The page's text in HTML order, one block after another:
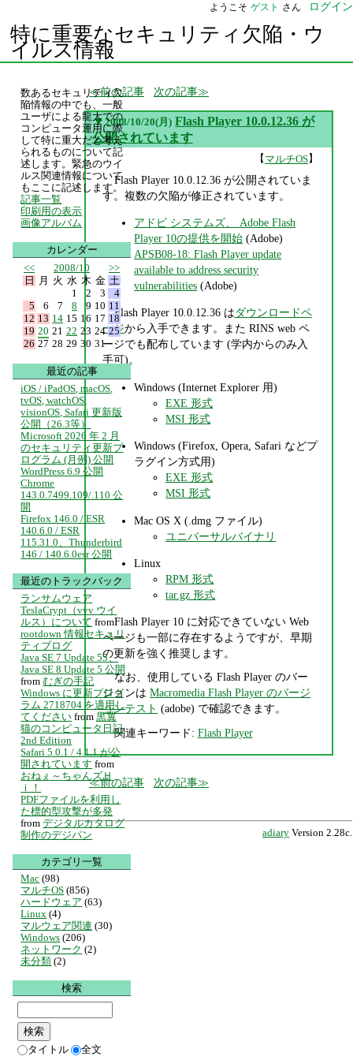
ようこそ ゲスト さん ログイン
特に重要なセキュリティ欠陥・ウ
イルス情報
前の記事 次の記事
▼ 2008/10/20(月) Flash Player 10.0.12.36 が
公開されています
【マルチOS】
Flash Player 10.0.12.36 が公開されていま
す。複数の欠陥が修正されています。
アドビ システムズ、 Adobe Flash
Player 10の提供を開始 (Adobe)
APSB08-18: Flash Player update
available to address security
vulnerabilities (Adobe)
Flash Player 10.0.12.36 はダウンロードペ
ージから入手できます。また RINS web ペ
ージでも配布しています (学内からのみ入
手可)。
Windows (Internet Explorer 用)
EXE 形式
MSI 形式
Windows (Firefox, Opera, Safari などプ
ラグイン方式用)
EXE 形式
MSI 形式
Mac OS X (.dmg ファイル)
ユニバーサルバイナリ
Linux
RPM 形式
tar.gz 形式
Flash Player 10 に対応できていない Web
ページも一部に存在するようですが、早期
の更新を強く推奨します。
なお、使用している Flash Player のバー
ジョンはMacromedia Flash Player のバージ
ョンテスト (adobe) で確認できます。
関連キーワード: Flash Player
前の記事 次の記事
adiary Version 2.28c.
数あるセキュリティ欠
陥情報の中でも、一般
ユーザによる龍大での
コンピュータ運用に際
して特に重大だと考え
られるものについて記
述します。緊急のウイ
ルス関連情報について
もここに記述します。
記事一覧
印刷用の表示
画像アルバム
カレンダー
<<
2008/10
>>
日
月 火 水 木 金 土
1
2 3
4
5
6 7 8 9 10 11
12 13 14 15 16 17 18
19 20 21 22 23 24 25
26 27 28 29 30 31
最近の記事
iOS / iPadOS, macOS,
tvOS, watchOS,
visionOS, Safari 更新版
公開（26.3等）
Microsoft 2026 年 2 月
のセキュリティ更新プ
ログラム (月例) 公開
WordPress 6.9 公開
Chrome
143.0.7499.109/.110 公
開
Firefox 146.0 / ESR
140.6.0 / ESR
115.31.0、Thunderbird
146 / 140.6.0esr 公開
最近のトラックバック
ランサムウェア
TeslaCrypt（vvv ウイ
ルス）について from
rootdown 情報セキュリ
ティブログ
Java SE 7 Update 55、
Java SE 8 Update 5 公開
from むぎの手記
Windows に更新プログ
ラム 2718704 を適用し
てください from 黒翼
猫のコンピュータ日記
2nd Edition
Safari 5.0.1 / 4.1.1 が公
開されています from
おねぇ～ちゃんズＨ
ｉ！
PDFファイルを利用し
た標的型攻撃が多発
from デジタルカタログ
制作のデジパン
カテゴリ一覧
Mac (98)
マルチOS (856)
ハードウェア (63)
Linux (4)
マルウェア関連 (30)
Windows (206)
ネットワーク (2)
未分類 (2)
検索
タイトル 全文